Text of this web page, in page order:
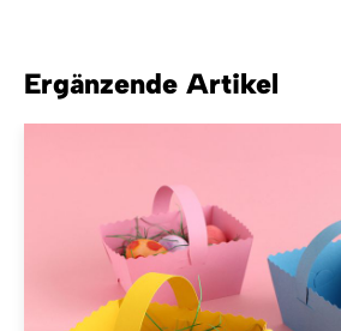
Ergänzende Artikel